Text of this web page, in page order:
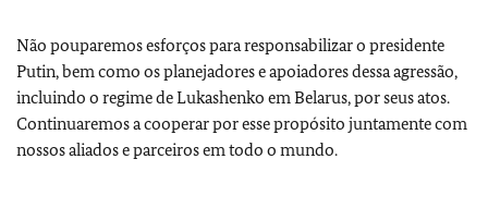
Não pouparemos esforços para responsabilizar o presidente
Putin, bem como os planejadores e apoiadores dessa agressão,
incluindo o regime de Lukashenko em Belarus, por seus atos.
Continuaremos a cooperar por esse propósito juntamente com
nossos aliados e parceiros em todo o mundo.